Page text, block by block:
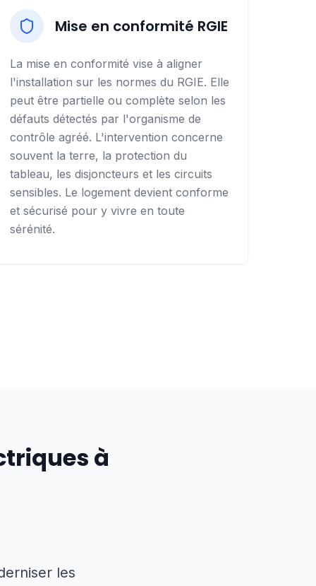
Mise en conformité RGIE
La mise en conformité vise à aligner
l'installation sur les normes du RGIE. Elle
peut être partielle ou complète selon les
défauts détectés par l'organisme de
contrôle agréé. L'intervention concerne
souvent la terre, la protection du
tableau, les disjoncteurs et les circuits
sensibles. Le logement devient conforme
et sécurisé pour y vivre en toute
sérénité.
à
les